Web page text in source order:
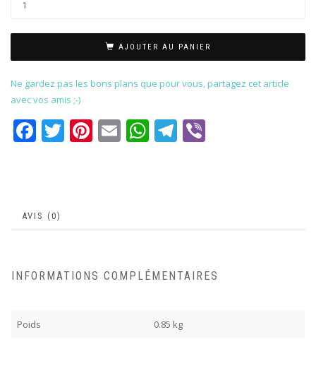
AJOUTER AU PANIER
Ne gardez pas les bons plans que pour vous, partagez cet article
avec vos amis ;-)
Facebook
Twitter
Pinterest
EmailWhatsApp
Telegram
AVIS (0)
INFORMATIONS COMPLÉMENTAIRES
Poids 0.85 kg